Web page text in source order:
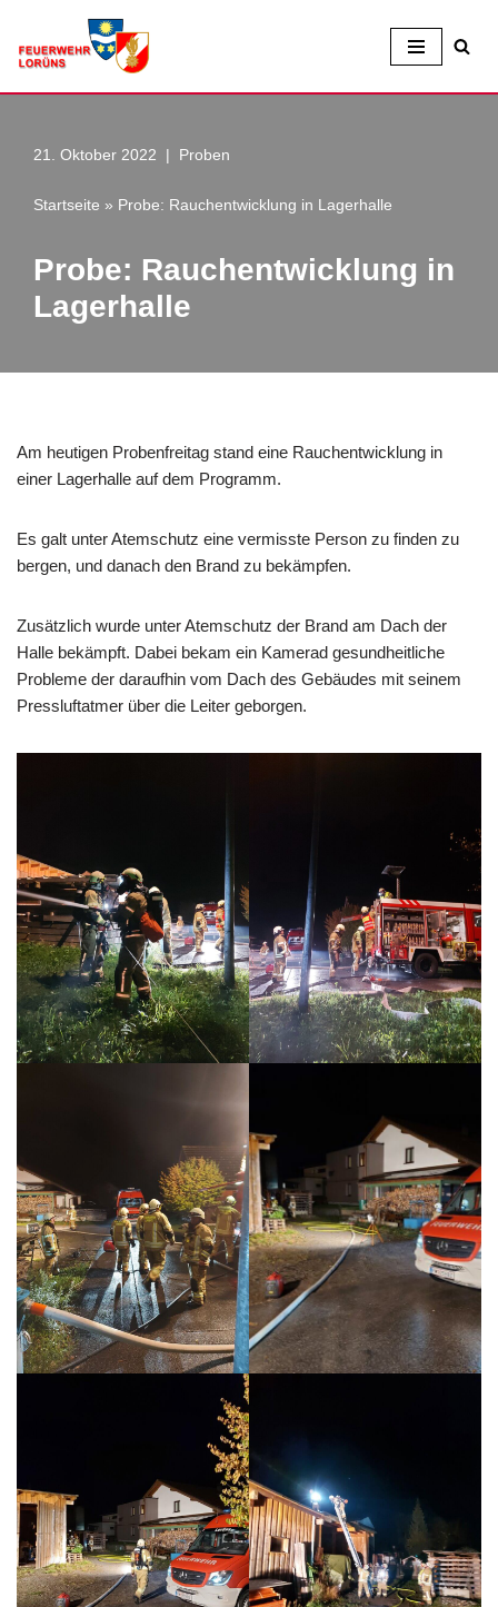
Zum
21. Oktober 2022 Proben
Startseite » Probe: Rauchentwicklung in Lagerhalle
Probe: Rauchentwicklung in
Lagerhalle
Am heutigen Probenfreitag stand eine Rauchentwicklung in
einer Lagerhalle auf dem Programm.
Es galt unter Atemschutz eine vermisste Person zu finden zu
bergen, und danach den Brand zu bekämpfen.
Zusätzlich wurde unter Atemschutz der Brand am Dach der
Halle bekämpft. Dabei bekam ein Kamerad gesundheitliche
Probleme der daraufhin vom Dach des Gebäudes mit seinem
Pressluftatmer über die Leiter geborgen.